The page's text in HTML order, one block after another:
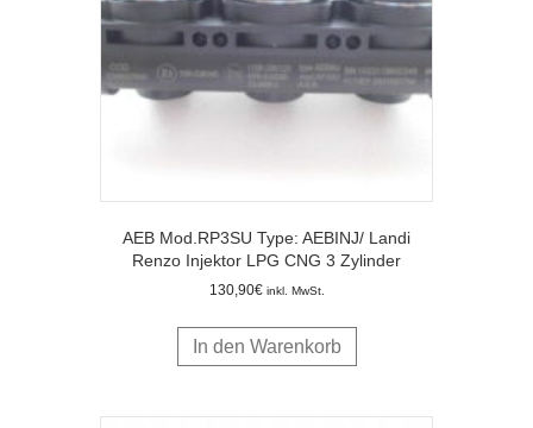
AEB Mod.RP3SU Type: AEBINJ/ Landi
Renzo Injektor LPG CNG 3 Zylinder
130,90€ inkl. MwSt.
In den Warenkorb